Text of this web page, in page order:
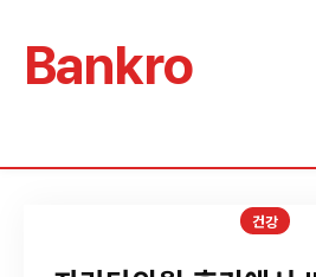
Bankro
건강